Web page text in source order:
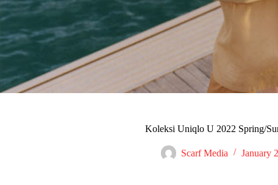
Koleksi Uniqlo U 2022 Spring/
Scarf Media January